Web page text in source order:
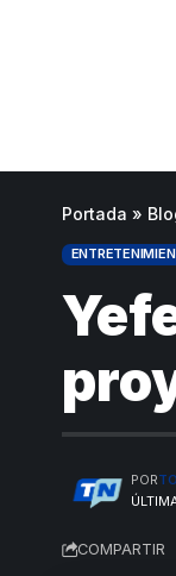
Portada »
POR
COMPARTIR